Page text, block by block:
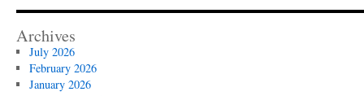
Archives
July 2026
February 2026
January 2026